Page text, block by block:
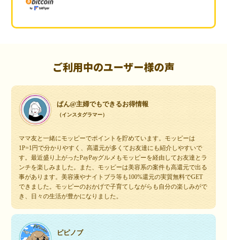
ご利用中のユーザー様の声
ぱん@主婦でもできるお得情報
（インスタグラマー）
ママ友と一緒にモッピーでポイントを貯めています。モッピーは
1P=1円で分かりやすく、高還元が多くてお友達にも紹介しやすいで
す。最近盛り上がったPayPayグルメもモッピーを経由してお友達とラ
ンチを楽しみました。また、モッピーは美容系の案件も高還元で出る
事があります。美容液やナイトブラ等も100%還元の実質無料でGET
できました。モッピーのおかげで子育てしながらも自分の楽しみがで
き、日々の生活が豊かになりました。
ピピノブ